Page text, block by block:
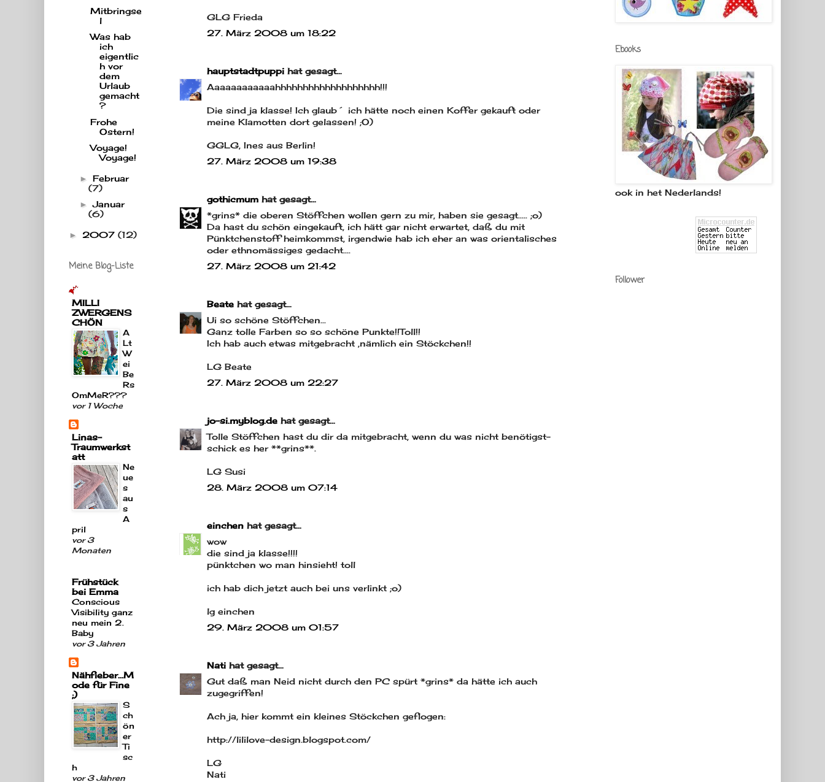
GLG Frieda
27. März 2008 um 18:22
hauptstadtpuppi hat gesagt…
Aaaaaaaaaaaahhhhhhhhhhhhhhhhhhh!!!
Die sind ja klasse! Ich glaub´ ich hätte noch einen Koffer gekauft oder
meine Klamotten dort gelassen! ;O)
GGLG, Ines aus Berlin!
27. März 2008 um 19:38
gothicmum hat gesagt…
*grins* die oberen Stöffchen wollen gern zu mir, haben sie gesagt..... ;o)
Da hast du schön eingekauft, ich hätt gar nicht erwartet, daß du mit
Pünktchenstoff heimkommst, irgendwie hab ich eher an was orientalisches
oder ethnomässiges gedacht....
27. März 2008 um 21:42
Beate hat gesagt…
Ui so schöne Stöffchen...
Ganz tolle Farben so so schöne Punkte!!Toll!!
Ich hab auch etwas mitgebracht ,nämlich ein Stöckchen!!
LG Beate
27. März 2008 um 22:27
jo-si.myblog.de hat gesagt…
Tolle Stöffchen hast du dir da mitgebracht, wenn du was nicht benötigst-
schick es her **grins**.
LG Susi
28. März 2008 um 07:14
einchen hat gesagt…
wow
die sind ja klasse!!!!
pünktchen wo man hinsieht! toll
ich hab dich jetzt auch bei uns verlinkt ;o)
lg einchen
29. März 2008 um 01:57
Nati hat gesagt…
Gut daß man Neid nicht durch den PC spürt *grins* da hätte ich auch
zugegriffen!
Ach ja, hier kommt ein kleines Stöckchen geflogen:
http://lililove-design.blogspot.com/
LG
Nati
Mitbringse
l
Was hab
ich
eigentlic
h vor
dem
Urlaub
gemacht
?
Frohe
Ostern!
Voyage!
Voyage!
► Februar
(7)
►Januar
(6)
► 2007 (12)
Meine Blog-Liste
MILLI
ZWERGENS
CHÖN
A
Lt
W
ei
Be
Rs
OmMeR???
vor 1 Woche
Linas-
Traumwerkst
att
Ne
ue
s
au
s
A
pril
vor 3
Monaten
Frühstück
bei Emma
Conscious
Visibility ganz
neu mein 2.
Baby
vor 3 Jahren
Nähfieber...M
ode für Fine
;)
S
ch
ön
er
Ti
sc
h
vor 3 Jahren
Ebooks
ook in het Nederlands!
Follower